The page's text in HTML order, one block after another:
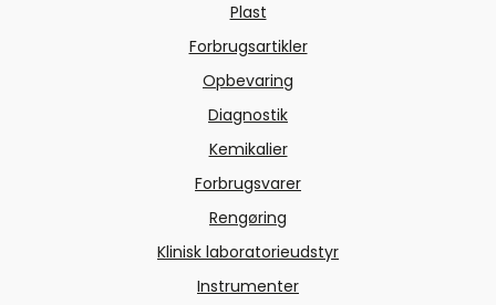
Plast
Forbrugsartikler
Opbevaring
Diagnostik
Kemikalier
Forbrugsvarer
Rengøring
Klinisk laboratorieudstyr
Instrumenter